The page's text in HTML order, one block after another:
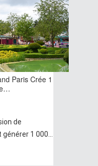
Paris Crée 1
de
1 000...